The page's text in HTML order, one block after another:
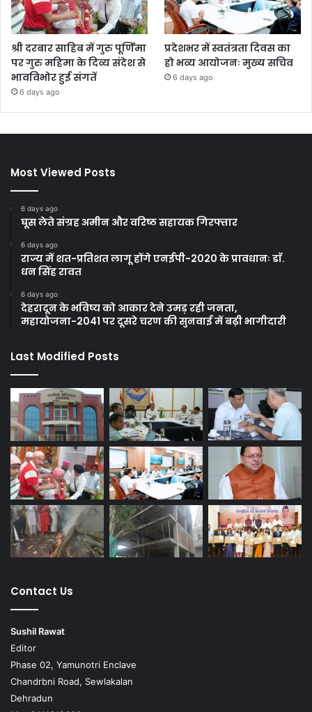
श्री दरबार साहिब में गुरु पूर्णिमा
पर गुरु महिमा के दिव्य संदेश से
भावविभोर हुई संगतें
6 days ago
प्रदेशभर में स्वतंत्रता दिवस का
हो भव्य आयोजनः मुख्य सचिव
6 days ago
Most Viewed Posts
6 days ago
घूस लेते संग्रह अमीन और वरिष्ठ सहायक गिरफ्तार
6 days ago
राज्य में शत-प्रतिशत लागू होंगे एनईपी-2020 के प्रावधानः डाॅ.
धन सिंह रावत
6 days ago
देहरादून के भविष्य को आकार देने उमड़ रही जनता,
महायोजना-2041 पर दूसरे चरण की सुनवाई में बढ़ी भागीदारी
Last Modified Posts
Contact Us
Sushil Rawat
Editor
Phase 02, Yamunotri Enclave
Chandrbni Road, Sewlakalan
Dehradun